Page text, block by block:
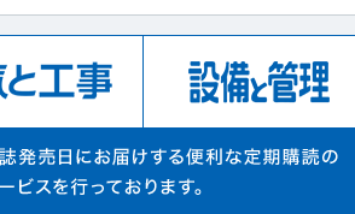
電気工事士流カンタン電子工
”一之瀬愛理の… 人を動かすス